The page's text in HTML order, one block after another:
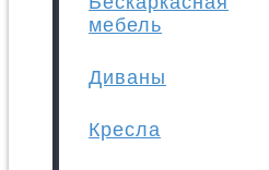
мебель
Диваны
Кресла